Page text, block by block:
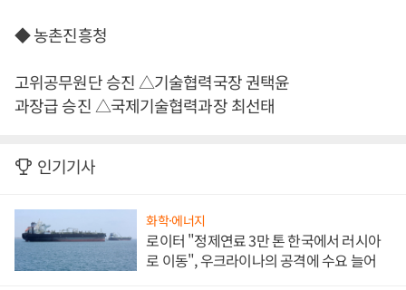
◆ 농촌진흥청
고위공무원단 승진 △기술협력국장 권택윤
과장급 승진 △국제기술협력과장 최선태
인기기사
화학·에너지
로이터 "정제연료 3만 톤 한국에서 러시아
로 이동", 우크라이나의 공격에 수요 늘어